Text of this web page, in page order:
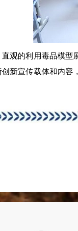
的利用毒品模型展
新宣传载体和内